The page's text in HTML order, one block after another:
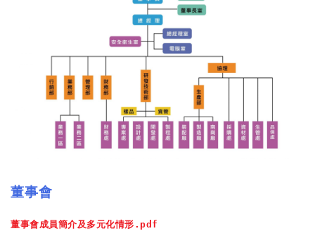
董事會
董事會成員簡介及多元化情形.pdf